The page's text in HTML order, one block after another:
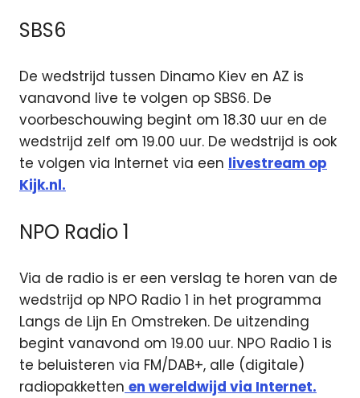
SBS6
De wedstrijd tussen Dinamo Kiev en AZ is
vanavond live te volgen op SBS6. De
voorbeschouwing begint om 18.30 uur en de
wedstrijd zelf om 19.00 uur. De wedstrijd is ook
te volgen via Internet via een livestream op
Kijk.nl.
NPO Radio 1
Via de radio is er een verslag te horen van de
wedstrijd op NPO Radio 1 in het programma
Langs de Lijn En Omstreken. De uitzending
begint vanavond om 19.00 uur. NPO Radio 1 is
te beluisteren via FM/DAB+, alle (digitale)
radiopakketten en wereldwijd via Internet.